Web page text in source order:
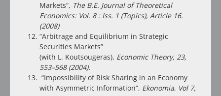
Markets“, The B.E. Journal of Theoretical
Economics: Vol. 8 : Iss. 1 (Topics), Article 16.
(2008)
“Arbitrage and Equilibrium in Strategic
Securities Markets”
(with L. Koutsougeras), Economic Theory, 23,
553–568 (2004).
“Impossibility of Risk Sharing in an Economy
with Asymmetric Information“, Ekonomia, Vol7,